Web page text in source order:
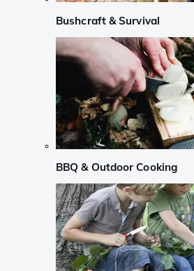
Bushcraft & Survival
BBQ & Outdoor Cooking